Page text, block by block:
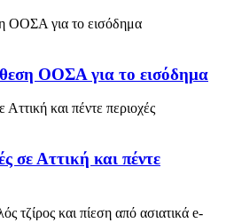
ΟΟΣΑ για το εισόδημα
σε Αττική και πέντε